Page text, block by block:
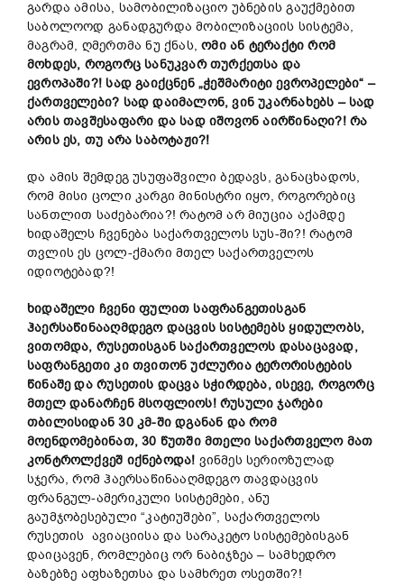
გარდა ამისა, სამობილიზაციო უბნების გაუქმებით
საბოლოოდ განადგურდა მობილიზაციის სისტემა,
მაგრამ, ღმერთმა ნუ ქნას,ომი ან ტერაქტი რომ
მოხდეს, როგორც სანუკვარ თურქეთსა და
ევროპაში?! სად გაიქცნენ„ჭეშმარიტი ევროპელები“ –
ქართველები? სად დაიმალონ, ვინ უკარნახებს – სად
არის თავშესაფარი და სად იშოვონ აირწინაღი?! რა
არის ეს, თუ არა საბოტაჟი?!
და ამის შემდეგ უსუფაშვილი ბედავს, განაცხადოს,
რომ მისი ცოლი კარგი მინისტრი იყო, როგორებიც
სანთლით საძებარია?! რატომ არ მიუცია აქამდე
ხიდაშელს ჩვენება საქართველოს სუს-ში?! რატომ
თვლის ეს ცოლ-ქმარი მთელ საქართველოს
იდიოტებად?!
ხიდაშელი ჩვენი ფულით საფრანგეთისგან
ჰაერსაწინააღმდეგო დაცვის სისტემებს ყიდულობს,
ვითომდა, რუსეთისგან საქართველოს დასაცავად,
საფრანგეთი კი თვითონ უძლურია ტერორისტების
წინაშე და რუსეთის დაცვა სჭირდება, ისევე, როგორც
მთელ დანარჩენ მსოფლიოს! რუსული ჯარები
თბილისიდან 30 კმ-ში დგანან და რომ
მოენდომებინათ, 30 წუთში მთელი საქართველო მათ
კონტროლქვეშ იქნებოდა! ვინმეს სერიოზულად
სჯერა, რომ ჰაერსაწინააღმდეგო თავდაცვის
ფრანგულ-ამერიკული სისტემები, ანუ
გაუმჯობესებული “კატიუშები”, საქართველოს
რუსეთის ავიაციისა და სარაკეტო სისტემებისგან
დაიცავენ, რომლებიც ორ ნაბიჯზეა – სამხედრო
ბაზებზე აფხაზეთსა და სამხრეთ ოსეთში?!